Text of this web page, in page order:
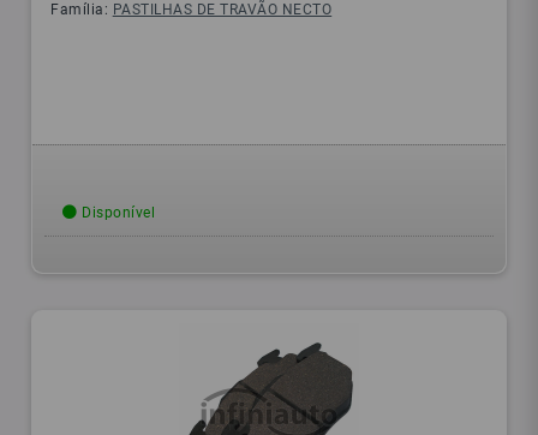
Família: PASTILHAS DE TRAVÃO NECTO
Disponível